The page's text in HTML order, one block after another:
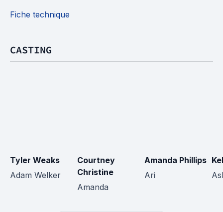
Fiche technique
CASTING
Tyler Weaks
Adam Welker
Courtney
Christine
Amanda
Amanda Phillips
Ari